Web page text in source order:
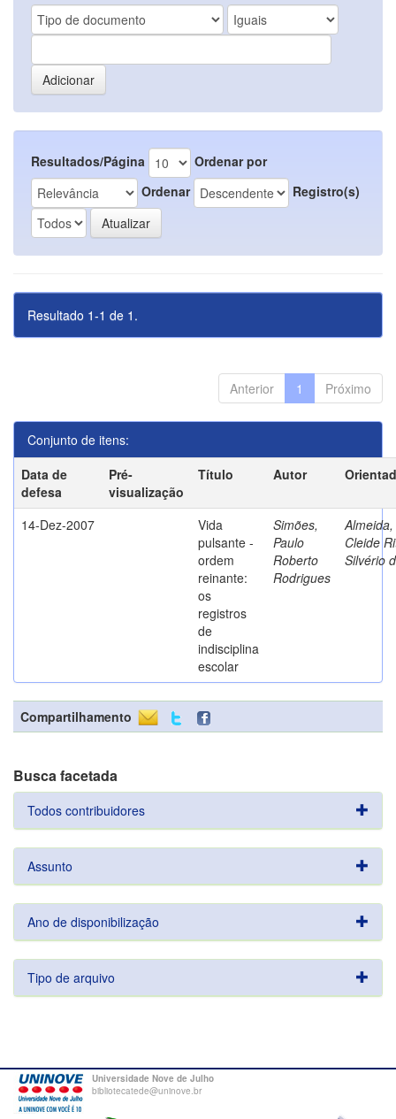
Resultados/Página
Ordenar por
Ordenar
Registro(s)
Resultado 1-1 de 1.
Anterior 1 Próximo
Conjunto de itens:
Data de
defesa
Pré-
visualização
Título Autor
14-Dez-2007
Vida
pulsante -
ordem
reinante:
os
registros
de
indisciplina
escolar
Simões,
Paulo
Roberto
Rodrigues
Almeida,
Cleide
Silvério
Compartilhamento
Busca facetada
Todos contribuidores
Assunto
Ano de disponibilização
Tipo de arquivo
Universidade Nove de Julho
bibliotecatede@uninove.br